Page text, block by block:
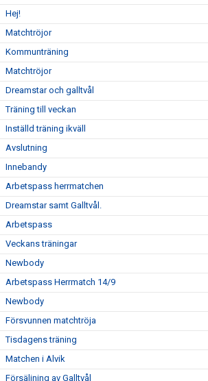
Hej!
Matchtröjor
Kommunträning
Matchtröjor
Dreamstar och galltvål
Träning till veckan
Inställd träning ikväll
Avslutning
Innebandy
Arbetspass herrmatchen
Dreamstar samt Galltvål.
Arbetspass
Veckans träningar
Newbody
Arbetspass Herrmatch 14/9
Newbody
Försvunnen matchtröja
Tisdagens träning
Matchen i Alvik
Försäljning av Galltvål